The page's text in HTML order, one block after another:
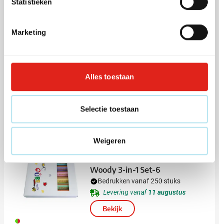
Statistieken
Marketing
Alles toestaan
Selectie toestaan
Weigeren
vanaf 5,45 2,20
Kleurboek Designo
Levering vanaf
Bekijk
009
Kleurpotloden set STABILO
Woody 3-in-1 Set-6
Bedrukken vanaf 250 stuks
Levering vanaf11 augustus
Bekijk